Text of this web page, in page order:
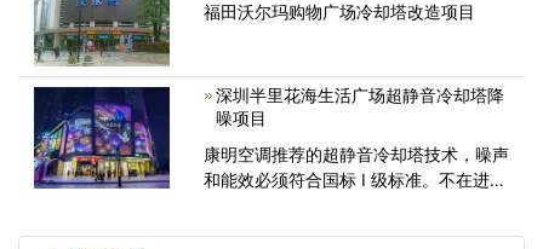
福田沃尔玛购物广场冷却塔改造项目
深圳半里花海生活广场超静音冷却塔降
噪项目
康明空调推荐的超静音冷却塔技术，噪声
和能效必须符合国标 I 级标准。不在进出